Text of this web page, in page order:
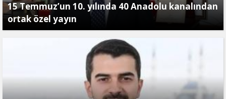
15 Temmuz’un 10. yılında 40 Anadolu kanalından
ortak özel yayın